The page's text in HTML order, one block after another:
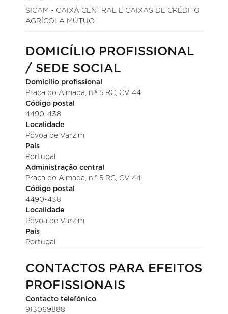
SICAM - CAIXA CENTRAL E CAIXAS DE CRÉDITO
AGRÍCOLA MÚTUO
DOMICÍLIO PROFISSIONAL
/ SEDE SOCIAL
Domicílio profissional
Praça do Almada, n.º 5 RC, CV 44
Código postal
4490-438
Localidade
Póvoa de Varzim
País
Portugal
Administração central
Praça do Almada, n.º 5 RC, CV 44
Código postal
4490-438
Localidade
Póvoa de Varzim
País
Portugal
CONTACTOS PARA EFEITOS
PROFISSIONAIS
Contacto telefónico
913069888